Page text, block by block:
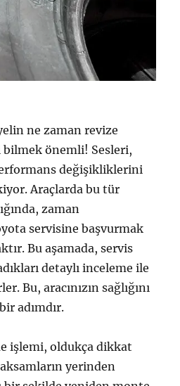
ne zaman revize
önemli! Sesleri,
değişikliklerini
Araçlarda bu tür
zaman
servisine başvurmak
Bu aşamada, servis
detaylı inceleme ile
Bu, aracınızın sağlığını
adımdır.
işlemi, oldukça dikkat
yerinden